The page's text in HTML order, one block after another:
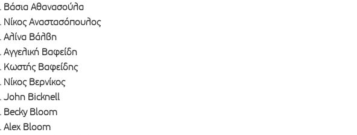
Βάσια Αθανασούλα
Νίκος Αναστασόπουλος
Αλίνα Βάλβη
Αγγελική Βαφείδη
Κωστής Βαφείδης
Νίκος Βερνίκος
John Bicknell
Becky Bloom
Alex Bloom